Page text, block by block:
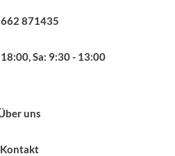
871435
Sa: 9:30 - 13:00
uns
Kontakt